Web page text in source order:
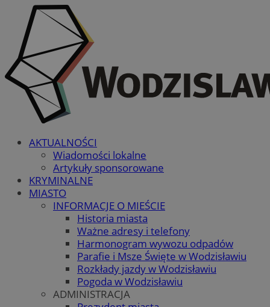
AKTUALNOŚCI
Wiadomości lokalne
Artykuły sponsorowane
KRYMINALNE
MIASTO
INFORMACJE O MIEŚCIE
Historia miasta
Ważne adresy i telefony
Harmonogram wywozu odpadów
Parafie i Msze Święte w Wodzisławiu
Rozkłady jazdy w Wodzisławiu
Pogoda w Wodzisławiu
ADMINISTRACJA